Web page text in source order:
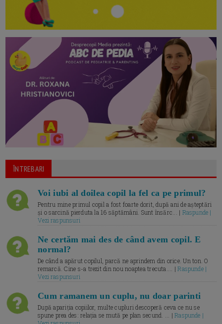
ÎNTREBARI
Voi iubi al doilea copil la fel ca pe primul?
Pentru mine primul copil a fost foarte dorit, după ani de așteptări
și o sarcină pierduta la 16 săptămâni. Sunt însărc... | Raspunde |
Vezi raspunsuri
Ne certăm mai des de când avem copil. E
normal?
De când a apărut copilul, parcă ne aprindem din orice. Un ton. O
remarcă. Cine s-a trezit din nou noaptea trecuta.... |Raspunde |
Vezi raspunsuri
Cum ramanem un cuplu, nu doar parinti
După apariția copiilor, multe cupluri descoperă ceva ce nu se
spune prea des: relația se mută pe plan secund. ... |Raspunde |